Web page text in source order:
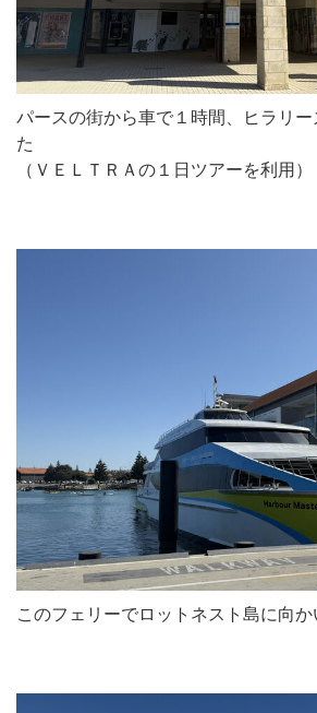
パースの街から車で１時間、ヒラリ
た
（ＶＥＬＴＲＡの１日ツアーを利用）
このフェリーでロットネスト島に向か